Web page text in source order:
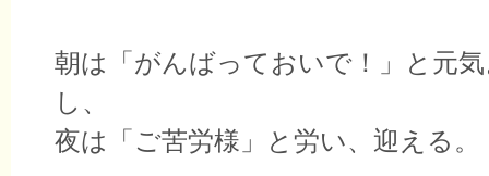
朝は「がんばっておいで！」と元
し、
夜は「ご苦労様」と労い、迎える。